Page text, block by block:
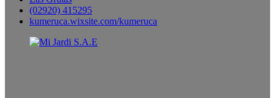
(02920) 415295
kumeruca.wixsite.com/kumeruca